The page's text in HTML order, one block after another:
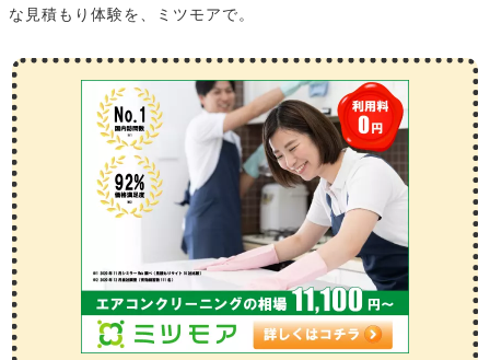
な見積もり体験を、ミツモアで。